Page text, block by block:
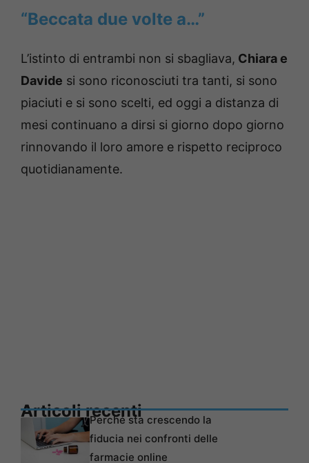
“Beccata due volte a…”
L’istinto di entrambi non si sbagliava, Chiara e
Davide si sono riconosciuti tra tanti, si sono
piaciuti e si sono scelti, ed oggi a distanza di
mesi continuano a dirsi si giorno dopo giorno
rinnovando il loro amore e rispetto reciproco
quotidianamente.
Articoli recentiPerché sta crescendo la
fiducia nei confronti delle
farmacie online